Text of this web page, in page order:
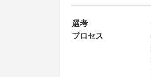
選考
プロセス